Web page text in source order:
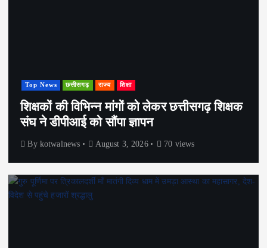
Top News छत्तीसगढ़ राज्य शिक्षा
शिक्षकों की विभिन्न मांगों को लेकर छत्तीसगढ़ शिक्षक
संघ ने डीपीआई को सौंपा ज्ञापन
By kotwalnews August 3, 2026 70 views